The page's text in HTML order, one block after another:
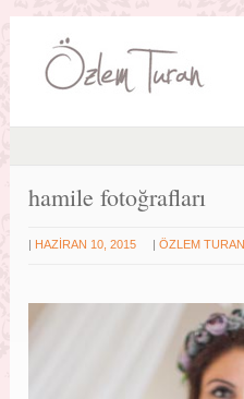
hamile fotoğrafları
| HAZIRAN 10, 2015 |ÖZLEM TURAN